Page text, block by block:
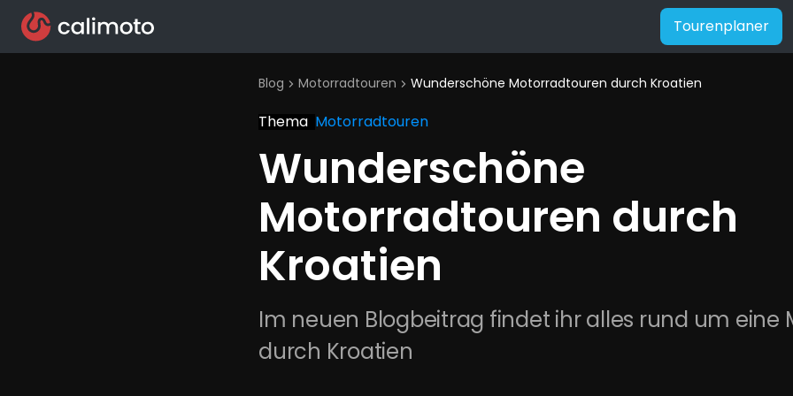
Tourenplaner
Blog chevron_right Motorradtouren chevron_right Wunderschöne Motorradtouren durch Kroatien
Thema Motorradtouren
Wunderschöne
Motorradtouren durch
Kroatien
Im neuen Blogbeitrag findet ihr alles rund um eine
durch Kroatien